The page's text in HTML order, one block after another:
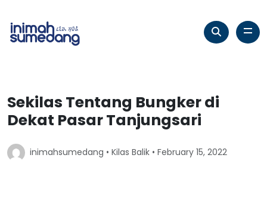
Sekilas Tentang Bungker di
Dekat Pasar Tanjungsari
inimahsumedang • Kilas Balik • February 15, 2022